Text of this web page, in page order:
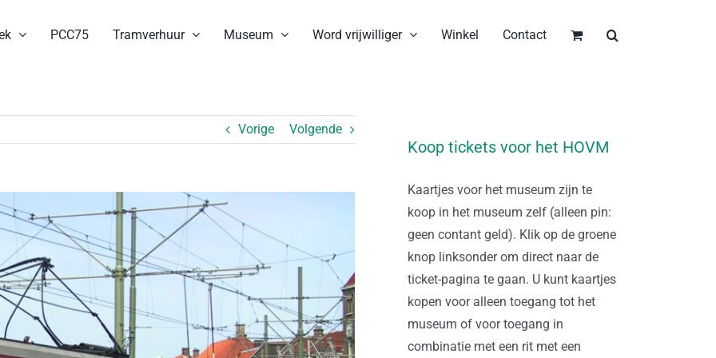
PCC75 Tramverhuur Museum Word vrijwilliger Winkel Contact
Vorige Volgende
Koop tickets voor het HOVM
Kaartjes voor het museum zijn te
koop in het museum zelf (alleen pin:
geen contant geld). Klik op de groene
knop linksonder om direct naar de
ticket-pagina te gaan. U kunt kaartjes
kopen voor alleen toegang tot het
museum of voor toegang in
combinatie met een rit met een